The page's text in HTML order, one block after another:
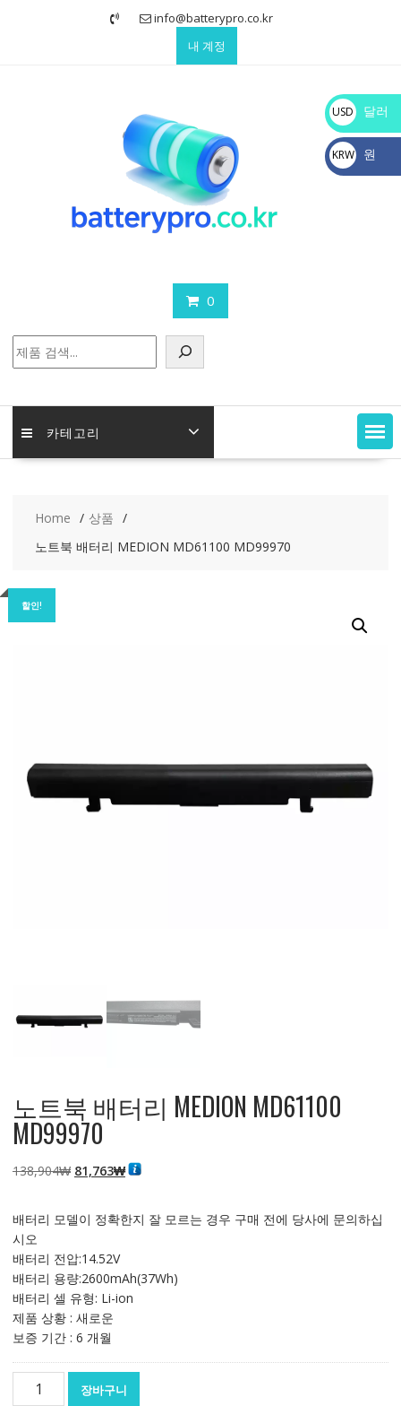
info@batterypro.co.kr
내 계정
0
색
카테고리
Home
상품
노트북 배터리 MEDION MD61100 MD99970
할인!
노트북 배터리 MEDION MD61100
MD99970
138,904₩ 원
격:
81,763₩현
격:
배터리 모델이 정확한지 잘 모르는 경우 구매 전에 당사에 문의하십
시오
배터리 전압:14.52V
배터리 용량:2600mAh(37Wh)
배터리 셀 유형: Li-ion
제품 상황 : 새로운
보증 기간 : 6 개월
장바구니
USD
$
달러
KRW
₩
원